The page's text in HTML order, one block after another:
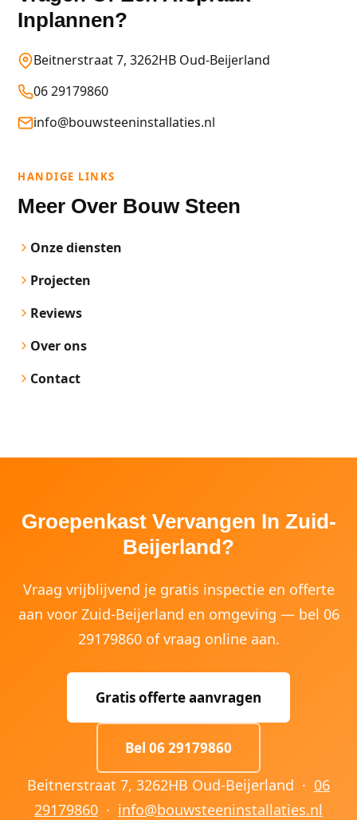
Inplannen?
Beitnerstraat 7, 3262HB Oud-Beijerland
06 29179860
info@bouwsteeninstallaties.nl
HANDIGE LINKS
Meer Over Bouw Steen
Onze diensten
Projecten
Reviews
Over ons
Contact
Groepenkast Vervangen In Zuid-
Beijerland?
Vraag vrijblijvend je gratis inspectie en offerte
aan voor Zuid-Beijerland en omgeving — bel 06
29179860 of vraag online aan.
Gratis offerte aanvragen
Bel 06 29179860
Beitnerstraat 7, 3262HB Oud-Beijerland · 06
29179860 · info@bouwsteeninstallaties.nl